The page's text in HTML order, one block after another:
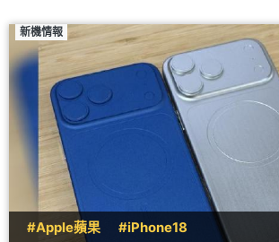
新機情報
#Apple蘋果 #iPhone18